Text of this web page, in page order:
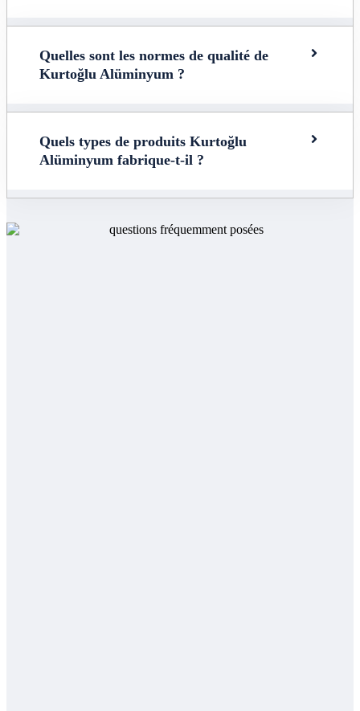
Quelles sont les normes de qualité de
Kurtoğlu Alüminyum ?
Quels types de produits Kurtoğlu
Alüminyum fabrique-t-il ?